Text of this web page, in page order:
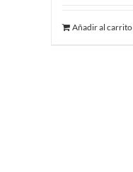
Añadir al carrito